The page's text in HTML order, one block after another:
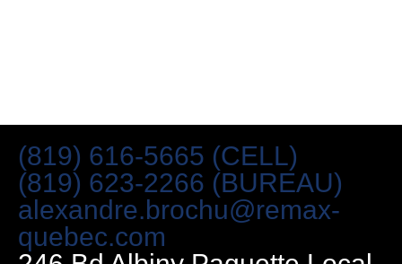
(819) 616-5665 (CELL)
(819) 623-2266 (BUREAU)
alexandre.brochu@remax-
quebec.com